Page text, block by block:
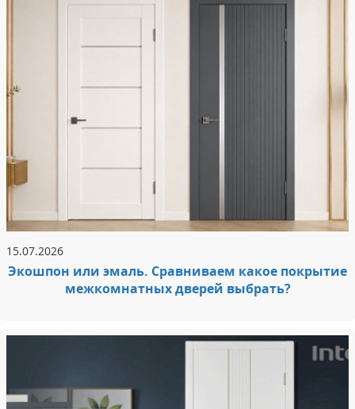
15.07.2026
Экошпон или эмаль. Сравниваем какое покрытие
межкомнатных дверей выбрать?